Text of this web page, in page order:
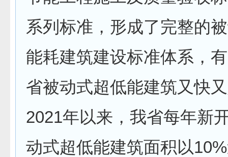
系列标准，形成了完整的
能耗建筑建设标准体系，
省被动式超低能建筑又快
2021年以来，我省每年新
动式超低能建筑面积以